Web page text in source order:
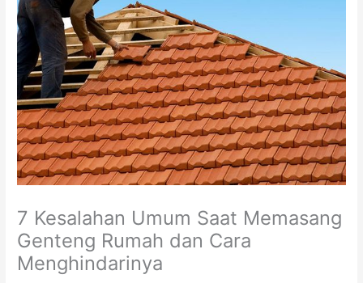
7 Kesalahan Umum Saat Memasang
Genteng Rumah dan Cara
Menghindarinya